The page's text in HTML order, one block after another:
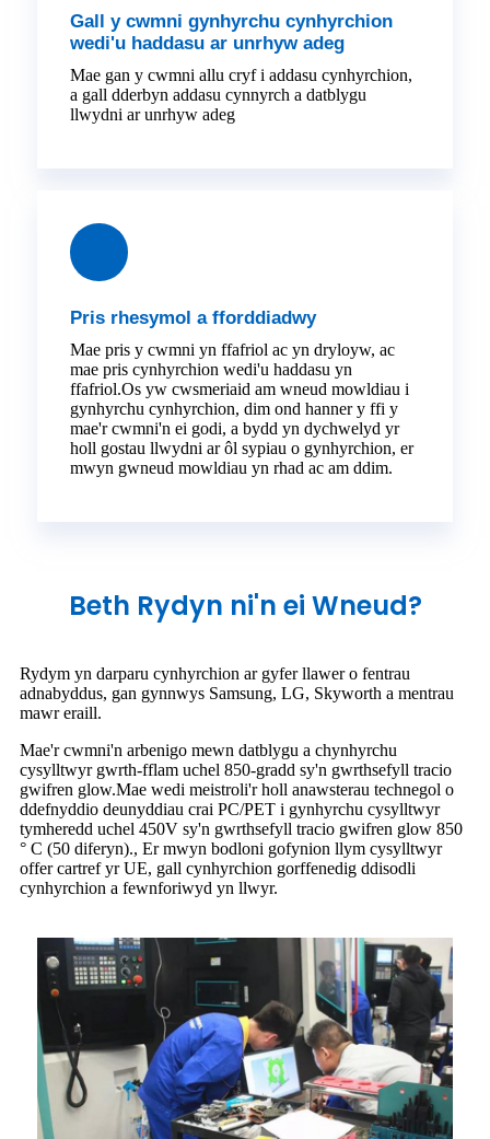
Gall y cwmni gynhyrchu cynhyrchion
wedi'u haddasu ar unrhyw adeg
Mae gan y cwmni allu cryf i addasu cynhyrchion,
a gall dderbyn addasu cynnyrch a datblygu
llwydni ar unrhyw adeg
Pris rhesymol a fforddiadwy
Mae pris y cwmni yn ffafriol ac yn dryloyw, ac
mae pris cynhyrchion wedi'u haddasu yn
ffafriol.Os yw cwsmeriaid am wneud mowldiau i
gynhyrchu cynhyrchion, dim ond hanner y ffi y
mae'r cwmni'n ei godi, a bydd yn dychwelyd yr
holl gostau llwydni ar ôl sypiau o gynhyrchion, er
mwyn gwneud mowldiau yn rhad ac am ddim.
Beth Rydyn ni'n ei Wneud?
Rydym yn darparu cynhyrchion ar gyfer llawer o fentrau
adnabyddus, gan gynnwys Samsung, LG, Skyworth a mentrau
mawr eraill.
Mae'r cwmni'n arbenigo mewn datblygu a chynhyrchu
cysylltwyr gwrth-fflam uchel 850-gradd sy'n gwrthsefyll tracio
gwifren glow.Mae wedi meistroli'r holl anawsterau technegol o
ddefnyddio deunyddiau crai PC/PET i gynhyrchu cysylltwyr
tymheredd uchel 450V sy'n gwrthsefyll tracio gwifren glow 850
° C (50 diferyn)., Er mwyn bodloni gofynion llym cysylltwyr
offer cartref yr UE, gall cynhyrchion gorffenedig ddisodli
cynhyrchion a fewnforiwyd yn llwyr.